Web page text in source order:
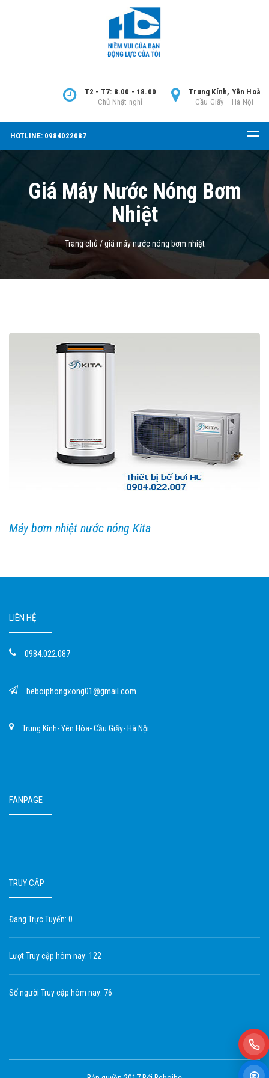
Trung Kính, Yên Hoà
Cầu Giấy – Hà Nội
T2 - T7: 8.00 - 18.00
Chủ Nhật nghỉ
HOTLINE: 0984022087
Giá Máy Nước Nóng Bơm
Nhiệt
Trang chủ /giá máy nước nóng bơm nhiệt
Máy bơm nhiệt nước nóng Kita
LIÊN HỆ
0984.022.087
beboiphongxong01@gmail.com
Trung Kính- Yên Hòa- Cầu Giấy- Hà Nội
FANPAGE
TRUY CẬP
Đang Trực Tuyến: 0
Lượt Truy cập hôm nay: 122
Số người Truy cập hôm nay: 76